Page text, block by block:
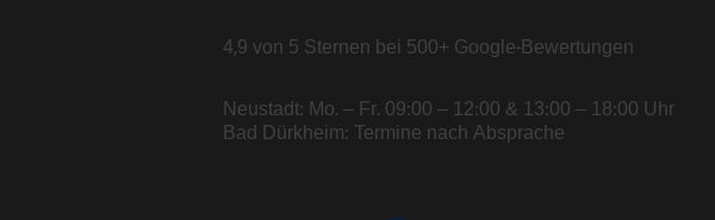
4,9 von 5 Sternen bei 500+ Google-Bewertungen
Neustadt: Mo. – Fr. 09:00 – 12:00 & 13:00 – 18:00 Uhr
Bad Dürkheim: Termine nach Absprache